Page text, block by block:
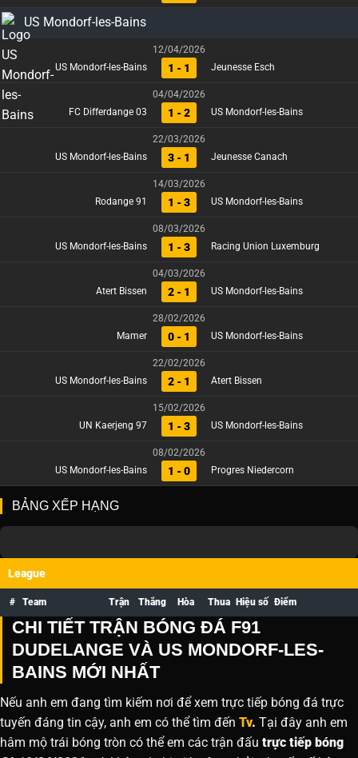
US Mondorf-les-Bains
12/04/2026
US Mondorf-les-Bains
1 - 1 Jeunesse Esch
04/04/2026
FC Differdange 03
1 - 2 US Mondorf-les-Bains
22/03/2026
US Mondorf-les-Bains
3 - 1 Jeunesse Canach
14/03/2026
Rodange 91
1 - 3 US Mondorf-les-Bains
08/03/2026
US Mondorf-les-Bains
1 - 3 Racing Union Luxemburg
04/03/2026
Atert Bissen
2 - 1 US Mondorf-les-Bains
28/02/2026
Mamer
0 - 1 US Mondorf-les-Bains
22/02/2026
US Mondorf-les-Bains
2 - 1 Atert Bissen
15/02/2026
UN Kaerjeng 97
1 - 3 US Mondorf-les-Bains
08/02/2026
US Mondorf-les-Bains
1 - 0 Progres Niedercorn
BẢNG XẾP HẠNG
League
# Team Trận Thắng Hòa Thua Hiệu số Điểm
CHI TIẾT TRẬN BÓNG ĐÁ F91
DUDELANGE VÀ US MONDORF-LES-
BAINS MỚI NHẤT
Nếu anh em đang tìm kiếm nơi để xem trực tiếp bóng đá trực
tuyến đáng tin cậy, anh em có thể tìm đến Tv. Tại đây anh em
hâm mộ trái bóng tròn có thể em các trận đấu trực tiếp bóng